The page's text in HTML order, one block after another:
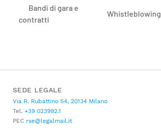
Bandi di gara e
contratti
Whistleblowing
SEDE LEGALE
Via R. Rubattino 54, 20134 Milano
Tel. +39 023992.1
PECrse@legalmail.it